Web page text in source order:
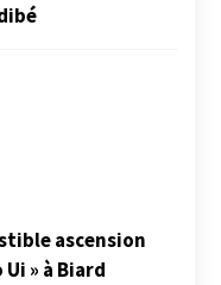
ascension
» à Biard